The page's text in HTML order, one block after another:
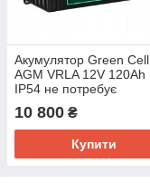
Акумулятор Green Cell
AGM VRLA 12V 120Ah
IP54 не потребує
облуговування (термін
служби - 5 років)
10 800 ₴
Купити